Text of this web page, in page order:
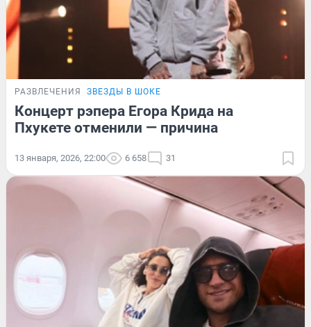
РАЗВЛЕЧЕНИЯ ЗВЕЗДЫ В ШОКЕ
Концерт рэпера Егора Крида на
Пхукете отменили — причина
13 января, 2026, 22:00 6 658 31